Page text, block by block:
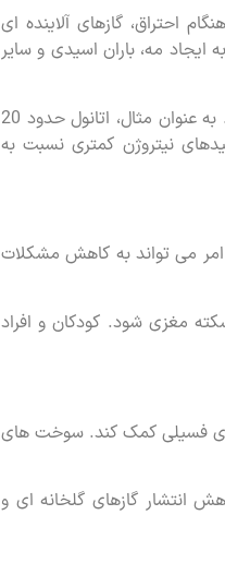
احتراق، گازهای آلاینده ای
ایجاد مه، باران اسیدی و سایر
سوخت سبز هنگام احتراق، گازهای آلاینده کمتری نسبت به سوخت های فسیلی تولید می کند. به عنوان مثال، اتانول حدود 20
تولید می کند. بیودیزل نیز حدود 70 درصد اکسیدهای نیتروژن کمتری نسبت به
می تواند به کاهش مشکلات
مغزی شود. کودکان و افراد
فسیلی کمک کند. سوخت های
انتشار گازهای گلخانه ای و